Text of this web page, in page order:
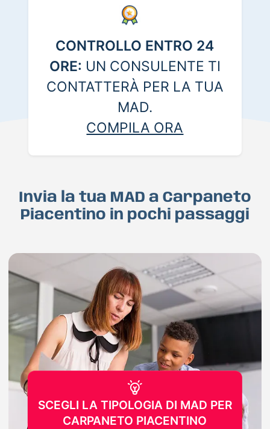
CONTROLLO ENTRO 24
ORE: UN CONSULENTE TI
CONTATTERÀ PER LA TUA
MAD.
COMPILA ORA
Invia la tua MAD a Carpaneto
Piacentino in pochi passaggi
SCEGLI LA TIPOLOGIA DI MAD PER
CARPANETO PIACENTINO